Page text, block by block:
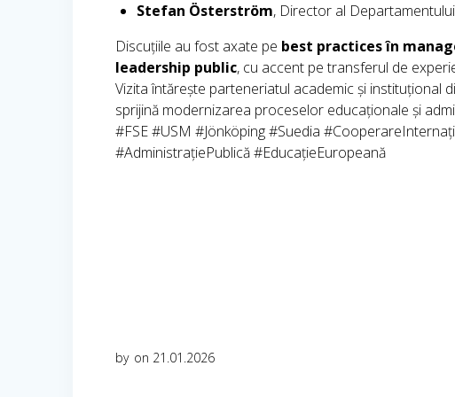
Stefan Österström, Director al
Discuțiile au fost axate pe best practices în
leadership public, cu accent pe transferul de
Vizita întărește parteneriatul academic și instituțional
sprijină modernizarea proceselor educaționale și
#FSE #USM #Jönköping #Suedia
#AdministrațiePublică #EducațieEuropeană
by on 21.01.2026